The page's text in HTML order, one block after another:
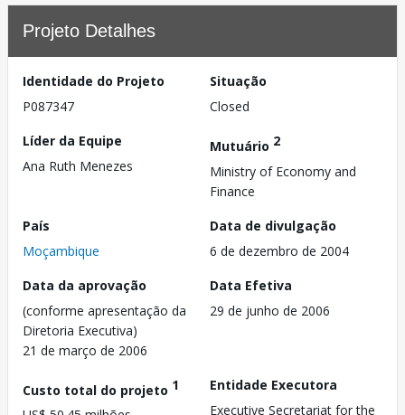
Projeto Detalhes
Identidade do Projeto
P087347
Situação
Closed
Líder da Equipe
Ana Ruth Menezes
Mutuário 2
Ministry of Economy and
Finance
País
Moçambique
Data de divulgação
6 de dezembro de 2004
Data da aprovação
(conforme apresentação da
Diretoria Executiva)
21 de março de 2006
Data Efetiva
29 de junho de 2006
Custo total do projeto 1
Entidade Executora
Executive Secretariat for the